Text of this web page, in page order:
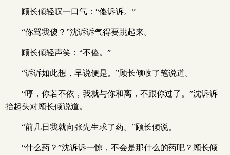
顾长倾轻叹一口气：“傻诉诉。”
“你骂我傻？”沈诉诉气得要跳起来。
顾长倾轻声笑：“不傻。”
“诉诉如此想，早说便是。”顾长倾收了笔说道。
“哼，你若不依，我就与你和离，不跟你过了。”沈诉诉
抬起头对顾长倾说道。
“前几日我就向张先生求了药。”顾长倾说。
“什么药？”沈诉诉一惊，不会是那什么的药吧？顾长倾